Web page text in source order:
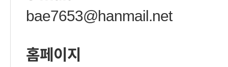
bae7653@hanmail.net
홈페이지